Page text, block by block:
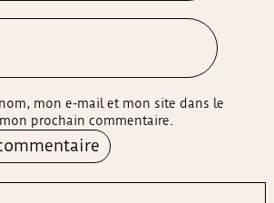
mon e-mail et mon site dans le
prochain commentaire.